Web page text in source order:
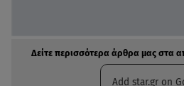
Δείτε περισσότερα άρθρα μας στα
Add star.gr on